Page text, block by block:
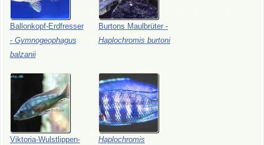
Ballonkopf-Erdfresser
- Gymnogeophagus
balzanii
Burtons Maulbrüter -
Haplochromis burtoni
Viktoria-Wulstlippen- Haplochromis